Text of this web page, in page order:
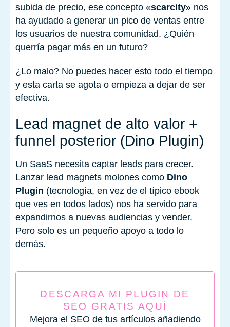
subida de precio, ese concepto «scarcity» nos
ha ayudado a generar un pico de ventas entre
los usuarios de nuestra comunidad. ¿Quién
querría pagar más en un futuro?
¿Lo malo? No puedes hacer esto todo el tiempo
y esta carta se agota o empieza a dejar de ser
efectiva.
Lead magnet de alto valor +
funnel posterior (Dino Plugin)
Un SaaS necesita captar leads para crecer.
Lanzar lead magnets molones como Dino
Plugin (tecnología, en vez de el típico ebook
que ves en todos lados) nos ha servido para
expandirnos a nuevas audiencias y vender.
Pero solo es un pequeño apoyo a todo lo
demás.
DESCARGA MI PLUGIN DE
SEO GRATIS AQUÍ
Mejora el SEO de tus artículos añadiendo